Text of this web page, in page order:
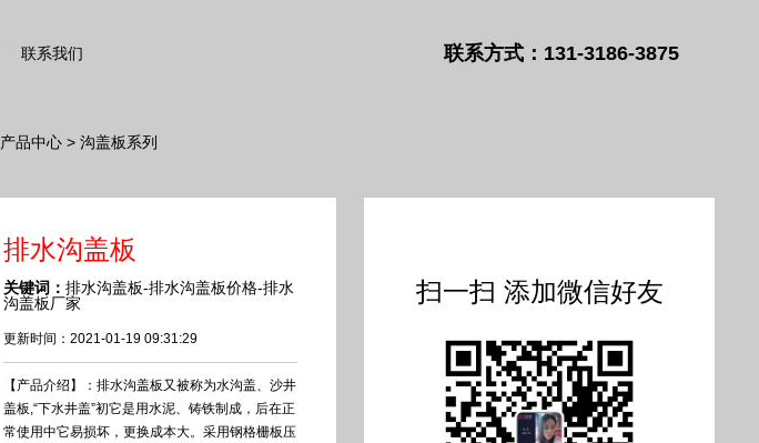
联系我们 联系方式：131-3186-3875
产品中心 > 沟盖板系列
排水沟盖板
关键词： 排水沟盖板-排水沟盖板价格-排水
沟盖板厂家
更新时间：2021-01-19 09:31:29
【产品介绍】：排水沟盖板又被称为水沟盖、沙井
盖板,“下水井盖”初它是用水泥、铸铁制成，后在正
常使用中它易损坏，更换成本大。采用钢格栅板压
扫一扫 添加微信好友